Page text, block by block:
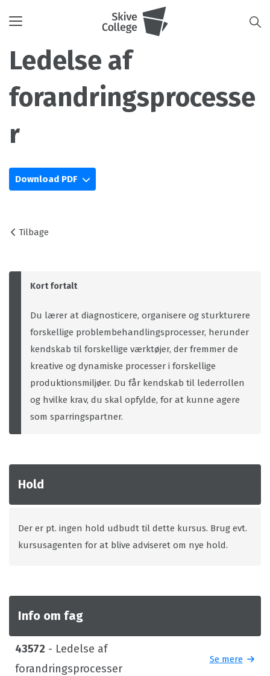
Toggle
Ledelse af
forandringsprocesse
r
Download PDF
Tilbage
Kort fortalt
Du lærer at diagnosticere, organisere og sturkturere
forskellige problembehandlingsprocesser, herunder
kendskab til forskellige værktøjer, der fremmer de
kreative og dynamiske processer i forskellige
produktionsmiljøer. Du får kendskab til lederrollen
og hvilke krav, du skal opfylde, for at kunne agere
som sparringspartner.
Hold
Der er pt. ingen hold udbudt til dette kursus. Brug evt.
kursusagenten for at blive adviseret om nye hold.
Info om fag
43572 - Ledelse af
forandringsprocesser
Se mere